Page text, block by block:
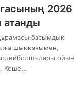
2026
басымдық
шыққанымен,
волейболшылары ойын
Кеше…